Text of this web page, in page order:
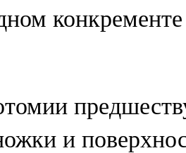
и